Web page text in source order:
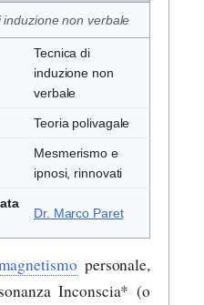
induzione non verbale
Tecnica di
induzione non
verbale
Teoria polivagale
Mesmerismo e
ipnosi, rinnovati
Dr. Marco Paret
personale,
Inconscia* (o